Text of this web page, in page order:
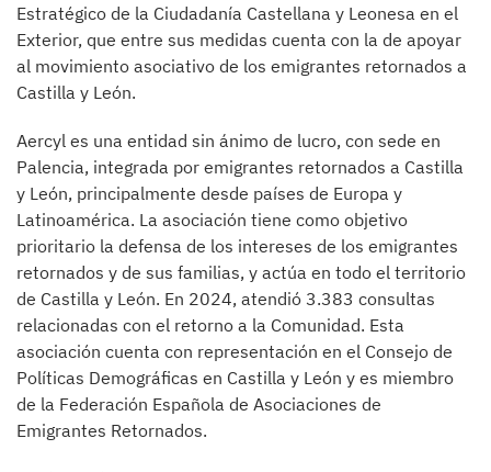
Estratégico de la Ciudadanía Castellana y Leonesa en el
Exterior, que entre sus medidas cuenta con la de apoyar
al movimiento asociativo de los emigrantes retornados a
Castilla y León.
Aercyl es una entidad sin ánimo de lucro, con sede en
Palencia, integrada por emigrantes retornados a Castilla
y León, principalmente desde países de Europa y
Latinoamérica. La asociación tiene como objetivo
prioritario la defensa de los intereses de los emigrantes
retornados y de sus familias, y actúa en todo el territorio
de Castilla y León. En 2024, atendió 3.383 consultas
relacionadas con el retorno a la Comunidad. Esta
asociación cuenta con representación en el Consejo de
Políticas Demográficas en Castilla y León y es miembro
de la Federación Española de Asociaciones de
Emigrantes Retornados.